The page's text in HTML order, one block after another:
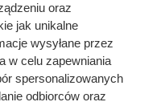
oraz
jak unikalne
wysyłane przez
w celu zapewniania
spersonalizowanych
odbiorców oraz